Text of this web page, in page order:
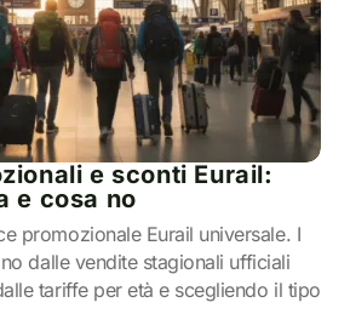
e sconti Eurail:
e cosa no
promozionale Eurail universale. I
dalle vendite stagionali ufficiali
tariffe per età e scegliendo il tipo